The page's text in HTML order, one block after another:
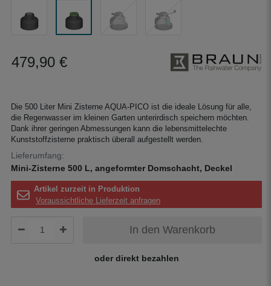
479,90 €
Die 500 Liter Mini Zisterne AQUA-PICO ist die ideale Lösung für alle,
die Regenwasser im kleinen Garten unterirdisch speichern möchten.
Dank ihrer geringen Abmessungen kann die lebensmittelechte
Kunststoffzisterne praktisch überall aufgestellt werden.
Lieferumfang:
Mini-Zisterne 500 L, angeformter Domschacht, Deckel
Artikel zurzeit in Produktion
Voraussichtliche Lieferzeit anfragen
In den Warenkorb
oder direkt bezahlen